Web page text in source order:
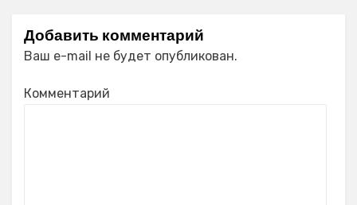
Добавить комментарий
Ваш e-mail не будет опубликован.
Комментарий